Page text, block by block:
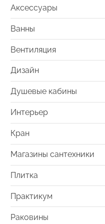
Аксессуары
Ванны
Вентиляция
Дизайн
Душевые кабины
Интерьер
Кран
Магазины сантехники
Плитка
Практикум
Раковины